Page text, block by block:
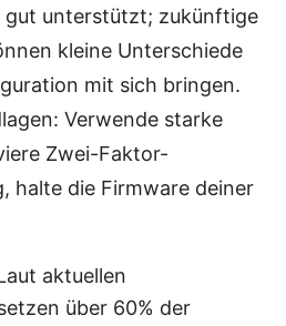
gut unterstützt; zukünftige
kleine Unterschiede
mit sich bringen.
Verwende starke
Zwei-Faktor-
halte die Firmware deiner
aktuellen
über 60% der